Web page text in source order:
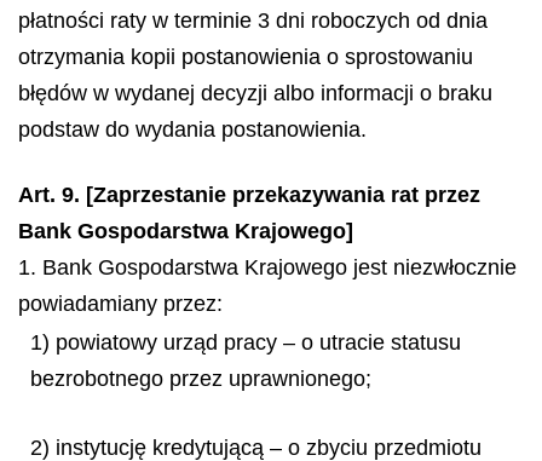
płatności raty w terminie 3 dni roboczych od dnia
otrzymania kopii postanowienia o sprostowaniu
błędów w wydanej decyzji albo informacji o braku
podstaw do wydania postanowienia.
Art. 9. [Zaprzestanie przekazywania rat przez
Bank Gospodarstwa Krajowego]
1. Bank Gospodarstwa Krajowego jest niezwłocznie
powiadamiany przez:
1) powiatowy urząd pracy – o utracie statusu
bezrobotnego przez uprawnionego;
2) instytucję kredytującą – o zbyciu przedmiotu